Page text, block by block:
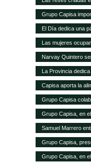
el consumidor local
Grupo Capisa
frisonas de alta
El Día dedica una
Responsabilidad
Las mujeres
Grupo Capisa
Narvay Quintero
e innovación en el
La Provincia
Canaria
Capisa aporta la
Grupo Capisa
Sector Primario
Grupo Capisa, en
Samuel Marrero
Grupo Capisa,
Grupo Capisa, en